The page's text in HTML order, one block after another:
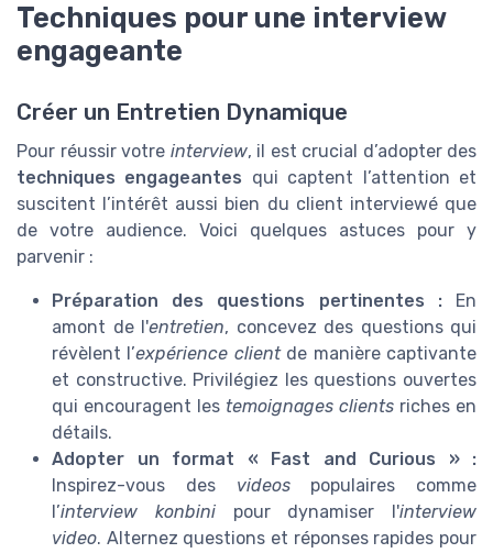
Techniques pour une interview
engageante
Créer un Entretien Dynamique
Pour réussir votre interview, il est crucial d’adopter des
techniques engageantes qui captent l’attention et
suscitent l’intérêt aussi bien du client interviewé que
de votre audience. Voici quelques astuces pour y
parvenir :
Préparation des questions pertinentes :En
amont de l'entretien, concevez des questions qui
révèlent l’expérience clientde manière captivante
et constructive. Privilégiez les questions ouvertes
qui encouragent les temoignages clients riches en
détails.
Adopter un format « Fast and Curious » :
Inspirez-vous des videospopulaires comme
l’interview konbinipour dynamiser l'interview
video. Alternez questions et réponses rapides pour